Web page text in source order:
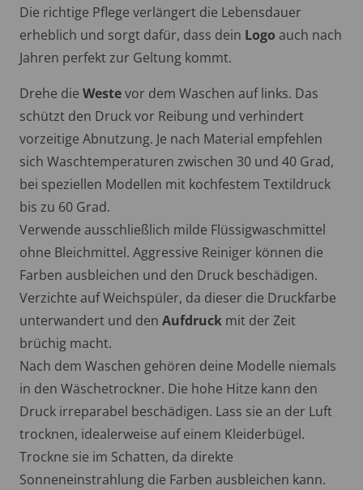
Die richtige Pflege verlängert die Lebensdauer
erheblich und sorgt dafür, dass dein Logo auch nach
Jahren perfekt zur Geltung kommt.
Drehe die Westevor dem Waschen auf links. Das
schützt den Druck vor Reibung und verhindert
vorzeitige Abnutzung. Je nach Material empfehlen
sich Waschtemperaturen zwischen 30 und 40 Grad,
bei speziellen Modellen mit kochfestem Textildruck
bis zu 60 Grad.
Verwende ausschließlich milde Flüssigwaschmittel
ohne Bleichmittel. Aggressive Reiniger können die
Farben ausbleichen und den Druck beschädigen.
Verzichte auf Weichspüler, da dieser die Druckfarbe
unterwandert und den Aufdruck mit der Zeit
brüchig macht.
Nach dem Waschen gehören deine Modelle niemals
in den Wäschetrockner. Die hohe Hitze kann den
Druck irreparabel beschädigen. Lass sie an der Luft
trocknen, idealerweise auf einem Kleiderbügel.
Trockne sie im Schatten, da direkte
Sonneneinstrahlung die Farben ausbleichen kann.